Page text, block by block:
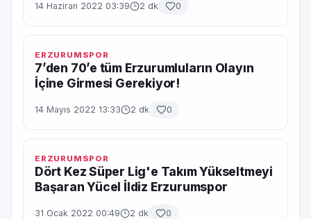
14 Haziran 2022 03:39 2 dk 0
ERZURUMSPOR
7’den 70’e tüm Erzurumluların Olayın
İçine Girmesi Gerekiyor!
14 Mayıs 2022 13:33 2 dk 0
ERZURUMSPOR
Dört Kez Süper Lig'e Takım Yükseltmeyi
Başaran Yücel İldiz Erzurumspor
31 Ocak 2022 00:49 2 dk 0